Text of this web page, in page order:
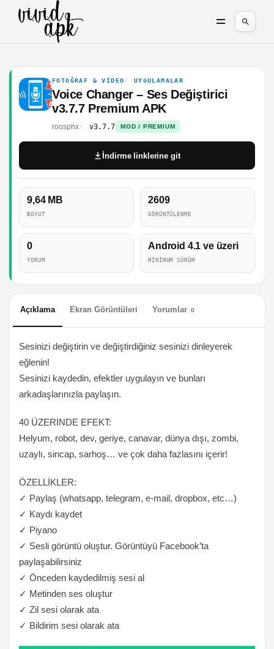
FOTOĞRAF & VIDEO UYGULAMALAR
Voice Changer – Ses Değiştirici
v3.7.7 Premium APK
roosphx v3.7.7 MOD / PREMIUM
9,64 MB
BOYUT
2609
GÖRÜNTÜLENME
0
YORUM
Android 4.1 ve üzeri
MINIMUM SÜRÜM
İndirme linklerine git
Açıklama Ekran Görüntüleri Yorumlar 0
Sesinizi değiştirin ve değiştirdiğiniz sesinizi dinleyerek
eğlenin!
Sesinizi kaydedin, efektler uygulayın ve bunları
arkadaşlarınızla paylaşın.
40 ÜZERINDE EFEKT:
Helyum, robot, dev, geriye, canavar, dünya dışı, zombi,
uzaylı, sincap, sarhoş… ve çok daha fazlasını içerir!
ÖZELLİKLER:
✓ Paylaş (whatsapp, telegram, e-mail, dropbox, etc…)
✓ Kaydı kaydet
✓ Piyano
✓ Sesli görüntü oluştur. Görüntüyü Facebook’ta
paylaşabilirsiniz
✓ Önceden kaydedilmiş sesi al
✓ Metinden ses oluştur
✓ Zil sesi olarak ata
✓ Bildirim sesi olarak ata